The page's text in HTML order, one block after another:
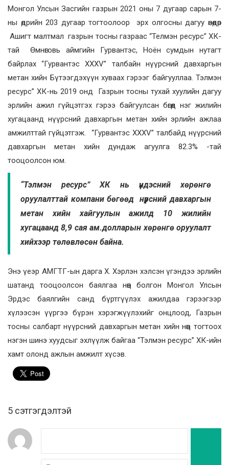
Монгол Улсын Засгийн газрын 2021 оны 7 дугаар сарын 7-
ны өдрийн 203 дугаар тогтоолоор эрх олгосны дагуу өнөөдөр
Ашигт малтмал газрын тосны газраас “Телмэн ресурс” ХК-
тай Өмнөговь аймгийн Гурвантэс, Ноён сумдын нутагт
байрлах “Гурвантэс XXXV” талбайн нүүрсний давхаргын
метан хийн Бүтээгдэхүүн хуваах гэрээг байгууллаа. Тэлмэн
ресурс” ХК-нь 2019 онд Газрын тосны тухай хуулийн дагуу
эрлийн ажил гүйцэтгэх гэрээ байгуулсан бөгөөд нэг жилийн
хугацаанд нүүрсний давхаргын метан хийн эрлийн ажлаа
амжилттай гүйцэтгэж. “Гурвантэс XXXV” талбайд нүүрсний
давхаргын метан хийн дундаж агуулга 82.3% -тай
тооцоолсон юм.
“Тэлмэн ресурс” ХК нь үндэсний хөрөнгө
оруулалттай компани бөгөөд нүүрсний давхаргын
метан хийн хайгуулын ажилд 10 жилийн
хугацаанд 8,9 сая ам.долларын хөрөнгө оруулалт
хийхээр төлөвлөсөн байна.
Энэ үеэр АМГТГ-ын дарга Х. Хэрлэн хэлсэн үгэндээ эрлийн
шатанд тооцоолсон баялгаа нөөц болгон Монгол Улсын
Эрдэс баялгийн санд бүртгүүлэх ажилдаа гэрээгээр
хүлээсэн үүргээ бүрэн хэрэгжүүлэхийг онцлоод, Газрын
тосны салбарт нүүрсний давхаргын метан хийн нөөц тогтоох
нэгэн шинэ хуудсыг эхлүүлж байгаа “Тэлмэн ресурс” ХК-ийн
хамт олонд ажлын амжилт хүсэв.
5 cэтгэгдэлтэй